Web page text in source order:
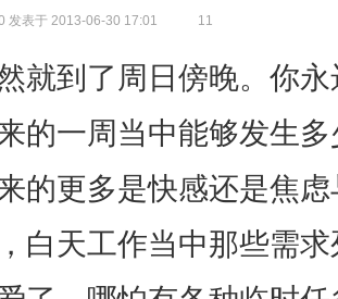
发表于 2013-06-30 17:01 11
就到了周日傍晚。你
的一周当中能够发生
的更多是快感还是焦
白天工作当中那些需